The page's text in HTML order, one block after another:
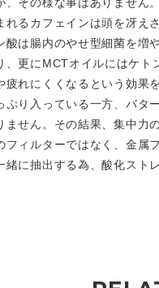
れるカフェインは頭を冴え
酸は腸内のやせ型細菌を増
、更にMCTオイルにはケ
疲れにくくなるという効果
ぷり入っている一方、バタ
ません。その結果、集中力
フィルターではなく、金
緒に抽出する為、酸化スト